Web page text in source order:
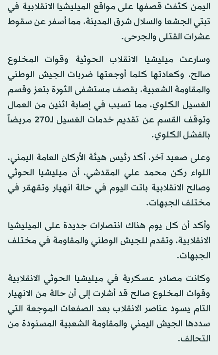
اليمن كثفت قصفها على مواقع الميليشيا الانقلابية في
تبتي الجشعا والسلال شرق المدينة، مما أسفر عن سقوط
عشرات القتلى والجرحى.
وسارعت ميليشيا الانقلاب الحوثية وقوات المخلوع
صالح، وكعادتها كلما أوجعتها ضربات الجيش الوطني
والمقاومة الشعبية، بقصف مستشفى الثورة بتعز وقسم
الغسيل الكلوي، مما تسبب في إصابة اثنين من العمال
وتوقف القسم عن تقديم خدمات الغسيل لـ270 مريضاً
بالفشل الكلوي.
وعلى صعيد آخر، أكد رئيس هيئة الأركان العامة اليمني،
اللواء ركن محمد علي المقدشي، أن ميليشيا الحوثي
وصالح الانقلابية باتت اليوم في حالة انهيار وتقهقر في
مختلف الجبهات.
وأكد أن كل يوم هناك انتصارات جديدة على الميليشيا
الانقلابية، وتقدم للجيش الوطني والمقاومة في مختلف
الجبهات.
وكانت مصادر عسكرية في ميليشيا الحوثي الانقلابية
وقوات المخلوع صالح قد أشارت إلى أن حالة من الانهيار
التام يسود عناصر الانقلاب بعد الصفعات الموجعة التي
سددها الجيش اليمني والمقاومة الشعبية المسنودة من
التحالف.